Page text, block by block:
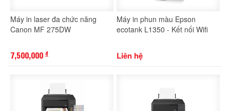
Máy in laser đa chức năng
Canon MF 275DW
7,500,000 đ
Máy in phun màu Epson
ecotank L1350 - Kết nối Wifi
Liên hệ